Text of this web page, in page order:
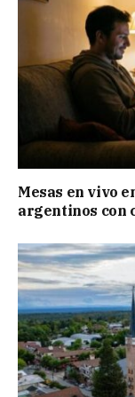
Mesas en vivo
argentinos con